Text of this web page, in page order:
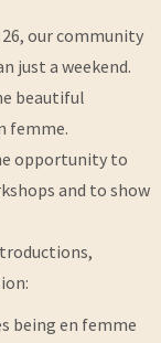
our community
just a weekend.
beautiful
femme.
opportunity to
and to show
being en femme